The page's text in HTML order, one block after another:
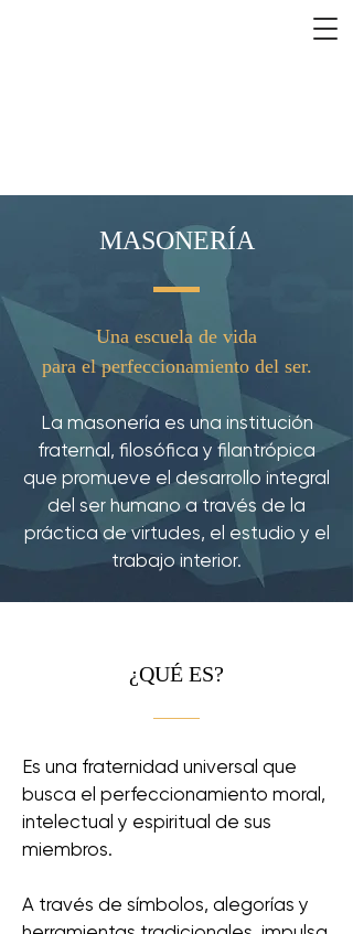
MASONERÍA
Una escuela de vida
para el perfeccionamiento del ser.
La masonería es una institución
fraternal, filosófica y filantrópica
que promueve el desarrollo integral
del ser humano a través de la
práctica de virtudes, el estudio y el
trabajo interior.
¿QUÉ ES?
Es una fraternidad universal que
busca el perfeccionamiento moral,
intelectual y espiritual de sus
miembros.
A través de símbolos, alegorías y